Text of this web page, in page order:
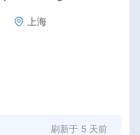
上海
刷新于 5 天前